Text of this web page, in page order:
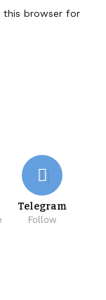
this browser for
Telegram
Follow